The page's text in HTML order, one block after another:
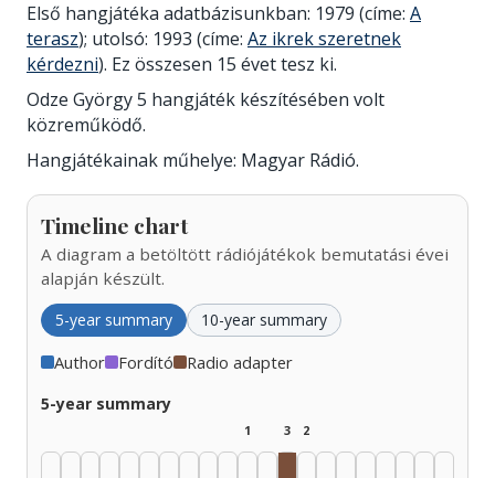
Első hangjátéka adatbázisunkban: 1979 (címe: A
terasz); utolsó: 1993 (címe: Az ikrek szeretnek
kérdezni). Ez összesen 15 évet tesz ki.
Odze György 5 hangjáték készítésében volt
közreműködő.
Hangjátékainak műhelye: Magyar Rádió.
Timeline chart
A diagram a betöltött rádiójátékok bemutatási évei
alapján készült.
5-year summary 10-year summary
Author Fordító Radio adapter
5-year summary
1 3 2